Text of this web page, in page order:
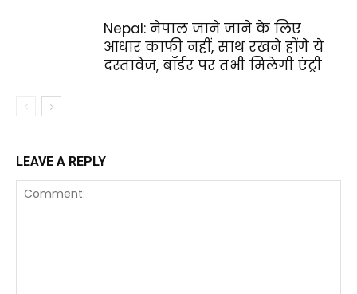
Nepal: नेपाल जाने जाने के लिए
आधार काफी नहीं, साथ रखने होंगे ये
दस्तावेज, बॉर्डर पर तभी मिलेगी एंट्री
LEAVE A REPLY